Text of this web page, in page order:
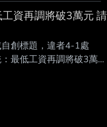
會開完之後要發分析
- 第二季增逾七成、年
破七成 較上季及去年
組合優化與售價上漲
上 記憶體績效好已經
資再調將破3萬元 請
創標題，違者4-1處
最低工資再調將破3萬元